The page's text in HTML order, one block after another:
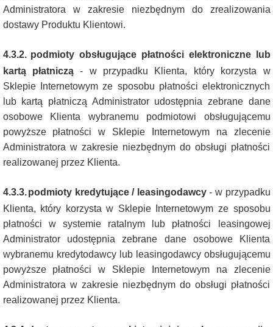
Administratora w zakresie niezbędnym do zrealizowania
dostawy Produktu Klientowi.
4.3.2. podmioty obsługujące płatności elektroniczne lub
kartą płatniczą- w przypadku Klienta, który korzysta w
Sklepie Internetowym ze sposobu płatności elektronicznych
lub kartą płatniczą Administrator udostępnia zebrane dane
osobowe Klienta wybranemu podmiotowi obsługującemu
powyższe płatności w Sklepie Internetowym na zlecenie
Administratora w zakresie niezbędnym do obsługi płatności
realizowanej przez Klienta.
4.3.3. podmioty kredytujące / leasingodawcy- w przypadku
Klienta, który korzysta w Sklepie Internetowym ze sposobu
płatności w systemie ratalnym lub płatności leasingowej
Administrator udostępnia zebrane dane osobowe Klienta
wybranemu kredytodawcy lub leasingodawcy obsługującemu
powyższe płatności w Sklepie Internetowym na zlecenie
Administratora w zakresie niezbędnym do obsługi płatności
realizowanej przez Klienta.